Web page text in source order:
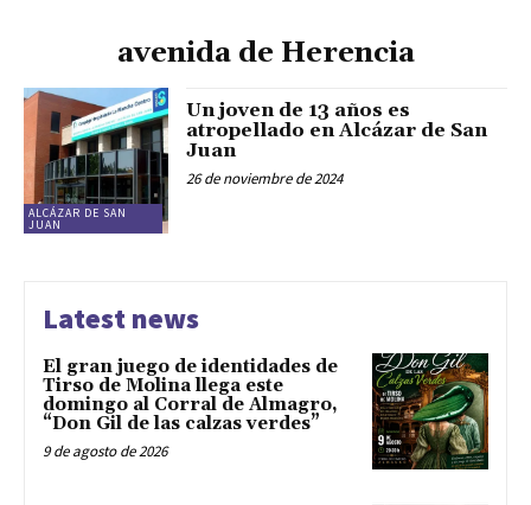
avenida de Herencia
ALCÁZAR DE SAN
JUAN
Un joven de 13 años es
atropellado en Alcázar de San
Juan
26 de noviembre de 2024
Latest news
El gran juego de identidades de
Tirso de Molina llega este
domingo al Corral de Almagro,
“Don Gil de las calzas verdes”
9 de agosto de 2026